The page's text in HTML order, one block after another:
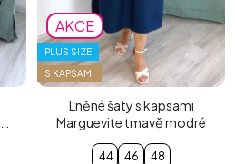
AKCE
PLUS SIZE
S KAPSAMI
Lněné šaty s kapsami
Marguevite tmavě modré
44 46 48